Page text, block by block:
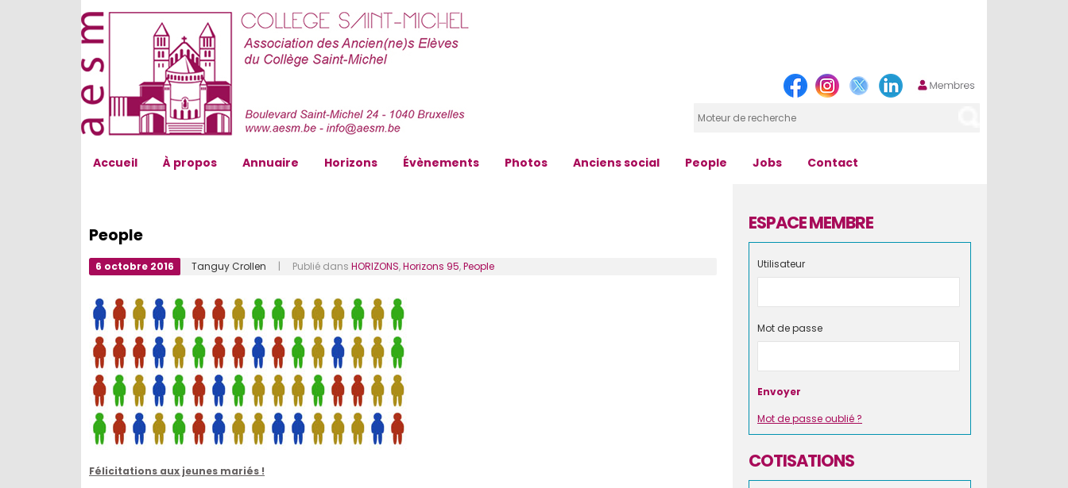
Accueil À propos Annuaire Horizons Évènements Photos Anciens social People Jobs Contact
People
6 octobre 2016 Tanguy Crollen | Publié dans HORIZONS,Horizons 95,People
Félicitations aux jeunes mariés !
ESPACE MEMBRE
Utilisateur
Mot de passe
Mot de passe oublié ?
COTISATIONS